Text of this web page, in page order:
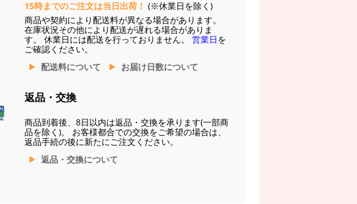
15時までのご注文は当日出荷！ (※休業日を除く)
商品や契約により配送料が異なる場合があります。
在庫状況その他により配送が遅れる場合がありま
す。 休業日には配送を行っておりません。 営業日を
ご確認ください。
配送料について
お届け日数について
返品・交換
商品到着後、8日以内は返品・交換を承ります(一部商
品を除く)。 お客様都合での交換をご希望の場合は、
返品手続の後に新たにご注文ください。
返品・交換について